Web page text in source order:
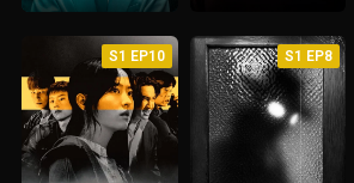
S1 EP10 S1 EP8